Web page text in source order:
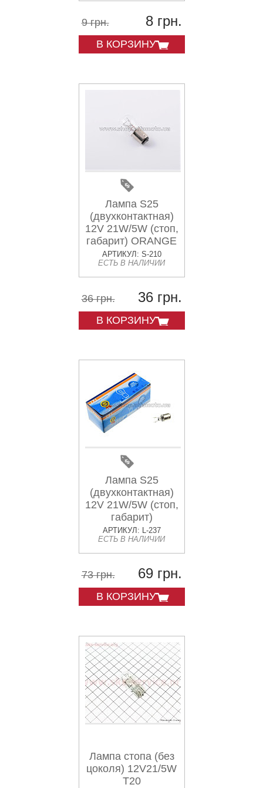
9 грн. 8 грн.
В КОРЗИНУ
Лампа S25
(двухконтактная)
12V 21W/5W (стоп,
габарит) ORANGE
BOX
АРТИКУЛ: S-210
ЕСТЬ В НАЛИЧИИ
36 грн. 36 грн.
В КОРЗИНУ
Лампа S25
(двухконтактная)
12V 21W/5W (стоп,
габарит)
TOPCROWN
АРТИКУЛ: L-237
ЕСТЬ В НАЛИЧИИ
73 грн. 69 грн.
В КОРЗИНУ
Лампа стопа (без
цоколя) 12V21/5W
T20